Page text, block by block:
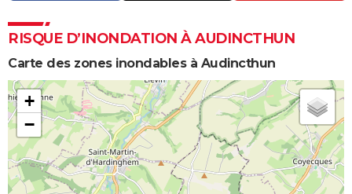
Bricolage
Lifestyle
Culture
Sport
Auto
Television
Voyage
Cinema
RISQUE D’INONDATION À AUDINCTHUN
Carte des zones inondables à Audincthun
+
−